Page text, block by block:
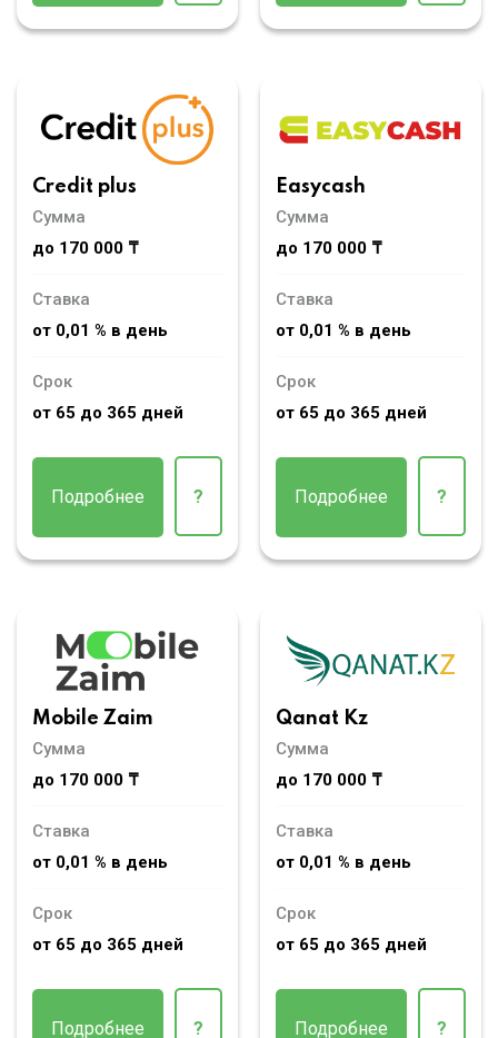
Credit plus
Сумма
до 170 000 ₸
Ставка
от 0,01 % в день
Срок
от 65 до 365 дней
Подробнее ?
Easycash
Сумма
до 170 000 ₸
Ставка
от 0,01 % в день
Срок
от 65 до 365 дней
Подробнее ?
Mobile Zaim
Сумма
до 170 000 ₸
Ставка
от 0,01 % в день
Срок
от 65 до 365 дней
Подробнее ?
Qanat Kz
Сумма
до 170 000 ₸
Ставка
от 0,01 % в день
Срок
от 65 до 365 дней
Подробнее ?